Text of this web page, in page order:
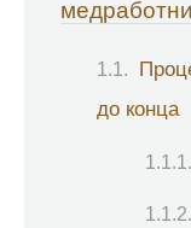
до конца